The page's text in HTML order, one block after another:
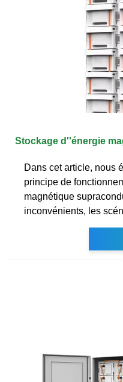
Stockage d''énergie
Dans cet article, nous
principe de
magnétique
inconvénients, les